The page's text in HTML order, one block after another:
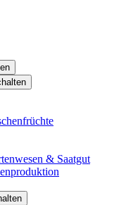
& Saatgut